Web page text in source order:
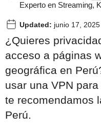
Experto en Streaming,
Updated: junio 17, 2025
¿Quieres
acceso a páginas
geográfica en
usar una VPN
te recomendamos
Perú.